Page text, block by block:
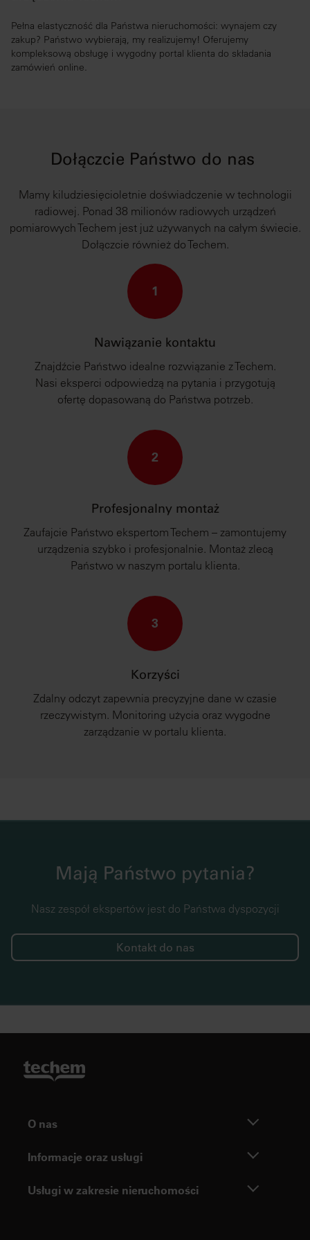
Pełna elastyczność dla Państwa nieruchomości: wynajem czy
zakup? Państwo wybierają, my realizujemy! Oferujemy
kompleksową obsługę i wygodny portal klienta do składania
zamówień online.
Dołączcie Państwo do nas
Mamy kiludziesięcioletnie doświadczenie w technologii
radiowej. Ponad 38 milionów radiowych urządzeń
pomiarowych Techem jest już używanych na całym świecie.
Dołączcie również do Techem.
1
Nawiązanie kontaktu
Znajdźcie Państwo idealne rozwiązanie z Techem.
Nasi eksperci odpowiedzą na pytania i przygotują
ofertę dopasowaną do Państwa potrzeb.
2
Profesjonalny montaż
Zaufajcie Państwo ekspertom Techem – zamontujemy
urządzenia szybko i profesjonalnie. Montaż zlecą
Państwo w naszym portalu klienta.
3
Korzyści
Zdalny odczyt zapewnia precyzyjne dane w czasie
rzeczywistym. Monitoring użycia oraz wygodne
zarządzanie w portalu klienta.
Mają Państwo pytania?
Nasz zespół ekspertów jest do Państwa dyspozycji
Kontakt do nas
O nas
Informacje oraz usługi
Usługi w zakresie nieruchomości